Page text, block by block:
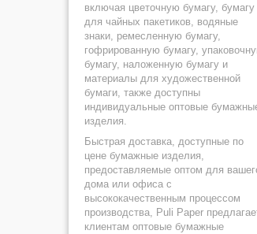
включая цветочную бумагу, бумагу
для чайных пакетиков, водяные
знаки, ремесленную бумагу,
гофрированную бумагу,
бумагу, наложенную бумагу и
материалы для художественной
бумаги, также доступны
индивидуальные оптовые
изделия.
Быстрая доставка, доступные по
цене бумажные изделия,
предоставляемые оптом для
дома или офиса с
высококачественным процессом
производства, Puli Paper
клиентам оптовые бумажные